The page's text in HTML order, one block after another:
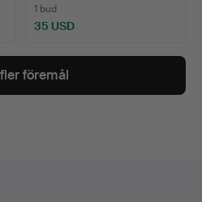
1 bud
35 USD
föremål